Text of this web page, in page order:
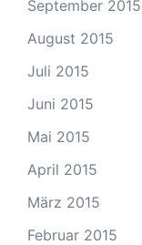
September 2015
August 2015
Juli 2015
Juni 2015
Mai 2015
April 2015
März 2015
Februar 2015